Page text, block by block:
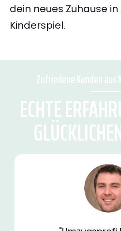
dein neues Zuhause in
Kinderspiel.
Zufriedene Kunden aus
ECHTE